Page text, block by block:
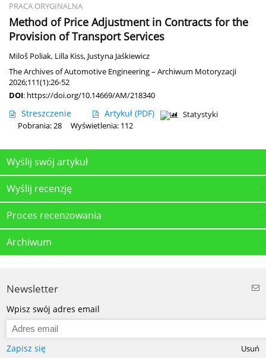
PRACA ORYGINALNA
Method of Price Adjustment in Contracts for the
Provision of Transport Services
Miloš Poliak, Lilla Kiss, Justyna Jaśkiewicz
The Archives of Automotive Engineering – Archiwum Motoryzacji
2026;111(1):26-52
DOI: https://doi.org/10.14669/AM/218340
Streszczenie Artykuł (PDF)
Statystyki
Pobrania: 28
Wyświetlenia: 112
Wyślij swój artykuł
Wyślij recenzję
Proces recenzowania
Archiwum
Newsletter
Wpisz swój adres email
Zapisz się Usuń